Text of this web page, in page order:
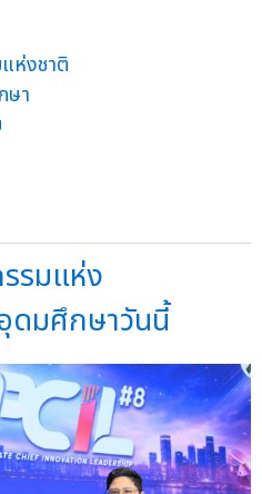
ห่งชาติ
ษา
รมแห่ง
ดมศึกษาวันนี้